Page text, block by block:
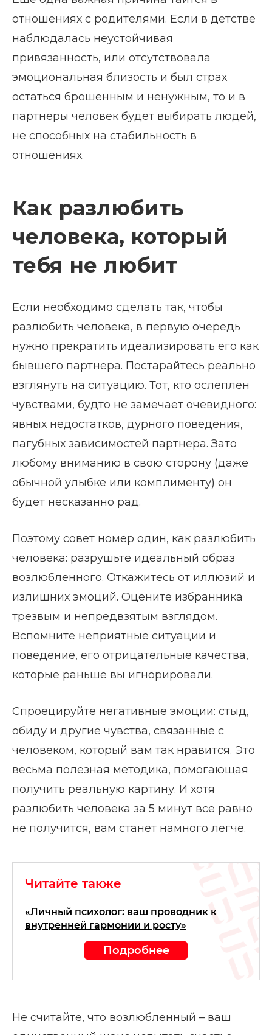
отношениях с родителями. Если в детстве
наблюдалась неустойчивая
привязанность, или отсутствовала
эмоциональная близость и был страх
остаться брошенным и ненужным, то и в
партнеры человек будет выбирать людей,
не способных на стабильность в
отношениях.
Как разлюбить
человека, который
тебя не любит
Если необходимо сделать так, чтобы
разлюбить человека, в первую очередь
нужно прекратить идеализировать его как
бывшего партнера. Постарайтесь реально
взглянуть на ситуацию. Тот, кто ослеплен
чувствами, будто не замечает очевидного:
явных недостатков, дурного поведения,
пагубных зависимостей партнера. Зато
любому вниманию в свою сторону (даже
обычной улыбке или комплименту) он
будет несказанно рад.
Поэтому совет номер один, как разлюбить
человека: разрушьте идеальный образ
возлюбленного. Откажитесь от иллюзий и
излишних эмоций. Оцените избранника
трезвым и непредвзятым взглядом.
Вспомните неприятные ситуации и
поведение, его отрицательные качества,
которые раньше вы игнорировали.
Спроецируйте негативные эмоции: стыд,
обиду и другие чувства, связанные с
человеком, который вам так нравится. Это
весьма полезная методика, помогающая
получить реальную картину. И хотя
разлюбить человека за 5 минут все равно
не получится, вам станет намного легче.
Читайте также
«Личный психолог: ваш проводник к
внутренней гармонии и росту»
Подробнее
Не считайте, что возлюбленный – ваш